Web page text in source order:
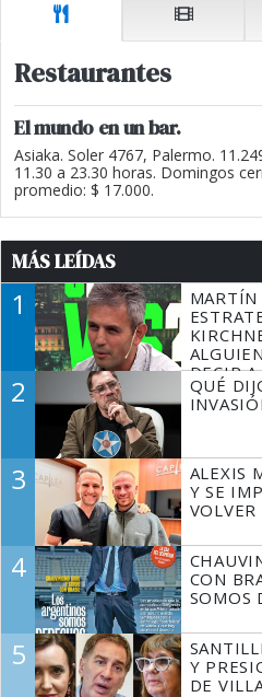
Restaurantes
El mundo en un bar.
Asiaka. Soler 4767, Palermo.
11.30 a 23.30 horas. Domingos
promedio: $ 17.000.
MÁS LEÍDAS
1
MARTÍN
DECIR
TIENE
2
QUÉ
3
ALEXIS
Y SE
4
CON
SOMOS
5
Y
DE